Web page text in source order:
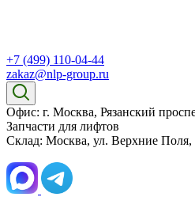
+7 (499) 110-04-44
zakaz@nlp-group.ru
Офис: г. Москва, Рязанский
Запчасти для лифтов
Склад: Москва, ул. Верхние Поля,